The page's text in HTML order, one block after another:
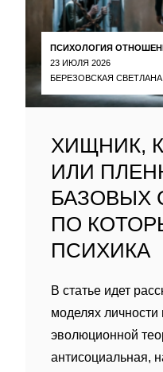
ПСИХОЛОГИЯ
23 ИЮЛЯ 2026
БЕРЕЗОВСКАЯ СВЕТЛАНА
ХИЩНИК,
ИЛИ
БАЗОВЫХ
ПО
ПСИХИКА
В статье идет
моделях
эволюционной
антисоциальная,